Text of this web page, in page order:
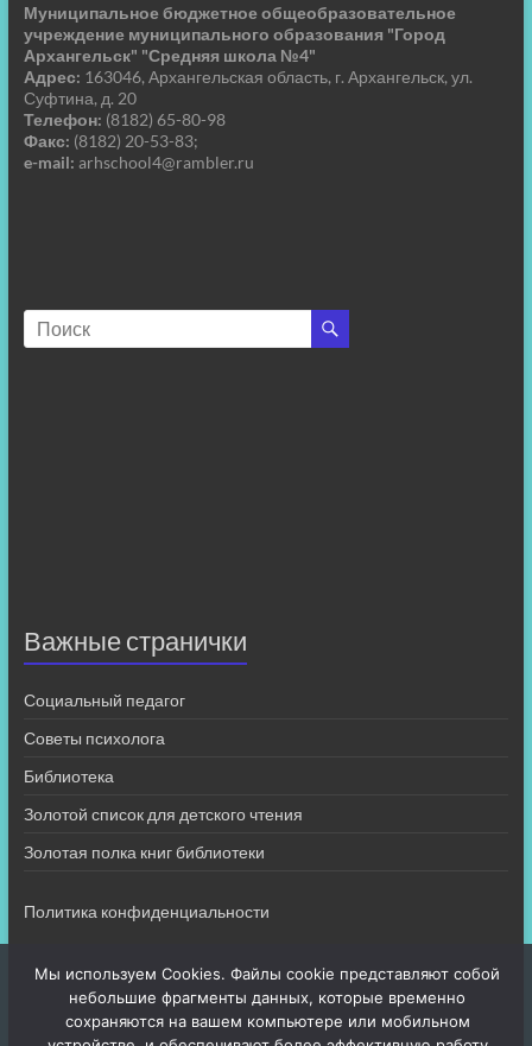
Муниципальное бюджетное общеобразовательное
учреждение муниципального образования "Город
Архангельск" "Средняя школа №4"
Адрес: 163046, Архангельская область, г. Архангельск, ул.
Суфтина, д. 20
Телефон: (8182) 65-80-98
Факс: (8182) 20-53-83;
e-mail: arhschool4@rambler.ru
Важные странички
Социальный педагог
Советы психолога
Библиотека
Золотой список для детского чтения
Золотая полка книг библиотеки
Политика конфиденциальности
Мы используем Cookies. Файлы cookie представляют собой
небольшие фрагменты данных, которые временно
сохраняются на вашем компьютере или мобильном